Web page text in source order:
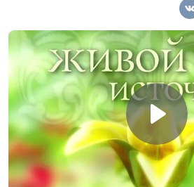
Боль в ухе
Анна
Гаврикова,
Ожирение у детей
(вторая часть)
Анна
Копылова,
Ожирение у детей
(первая часть)
Анна
Копылова,